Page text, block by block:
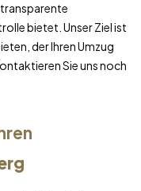
bietet. Unser Ziel ist
der Ihren Umzug
Sie uns noch